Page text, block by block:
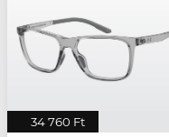
34 760 Ft